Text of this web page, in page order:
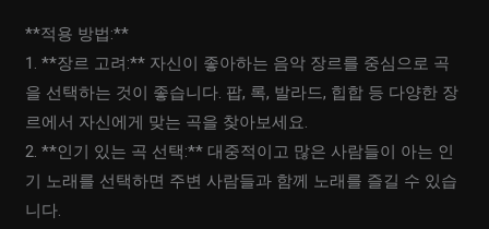
**적용 방법:**
1. **장르 고려:** 자신이 좋아하는 음악 장르를 중심으로 곡
을 선택하는 것이 좋습니다. 팝, 록, 발라드, 힙합 등 다양한 장
르에서 자신에게 맞는 곡을 찾아보세요.
2. **인기 있는 곡 선택:** 대중적이고 많은 사람들이 아는 인
기 노래를 선택하면 주변 사람들과 함께 노래를 즐길 수 있습
니다.